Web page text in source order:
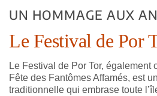
UN HOMMAGE AUX
Le Festival de Por
Le Festival de Por Tor, également
Fête des Fantômes Affamés, est
traditionnelle qui embrase toute